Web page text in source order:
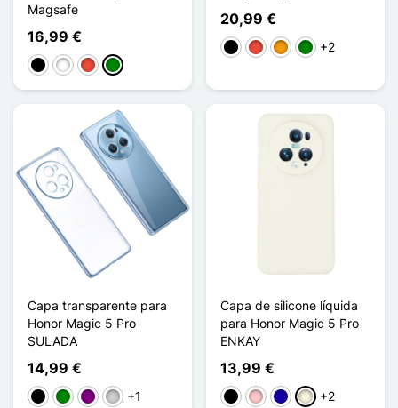
Magsafe
16,99 €
PretoBrancoVermelho
Verde
20,99 €
PretoVermelho
LaranjaVerde
+2
Capa transparente para
Honor Magic 5 Pro
SULADA
14,99 €
PretoVerdePúrpura
Prata
+1
Capa de silicone líquida
para Honor Magic 5 Pro
ENKAY
13,99 €
PretoRosaAzul Escuro
Bege+2